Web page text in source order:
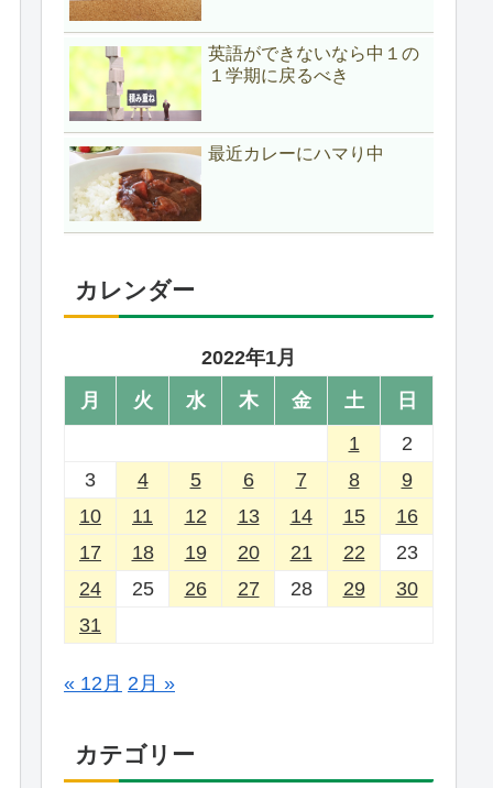
英語ができないなら中１の
１学期に戻るべき
最近カレーにハマり中
カレンダー
2022年1月
月
火 水 木 金 土
日
1
2
3
4 5 6 7 8
9
10
11 12 13 14 15
16
17
18 19 20 21 22
23
24
25 26 27 28 29
30
31
« 12月 2月 »
カテゴリー